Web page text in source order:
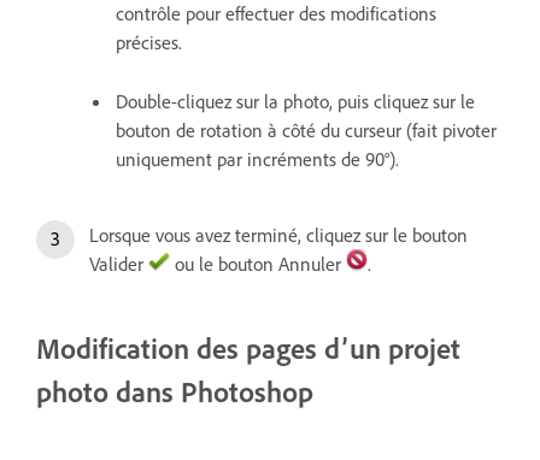
contrôle pour effectuer des modifications
précises.
Double-cliquez sur la photo, puis cliquez sur le
bouton de rotation à côté du curseur (fait pivoter
uniquement par incréments de 90°).
Lorsque vous avez terminé, cliquez sur le bouton
Valider
ou le bouton Annuler .
Modification des pages d’un projet
photo dans Photoshop